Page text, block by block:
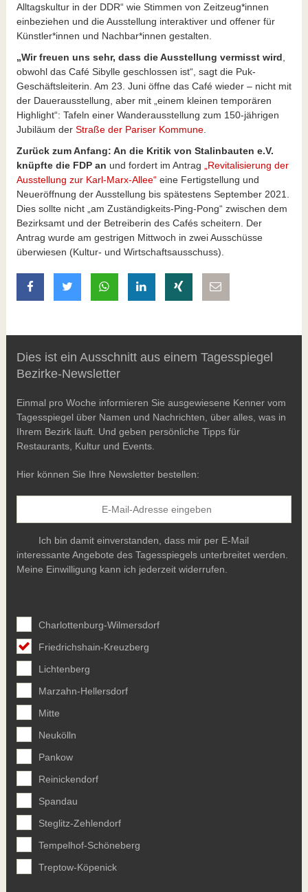
Alltagskultur in der DDR“ wie Stimmen von Zeitzeug*innen
einbeziehen und die Ausstellung interaktiver und offener für
Künstler*innen und Nachbar*innen gestalten.
„Wir freuen uns sehr, dass die Ausstellung vermisst wird
obwohl das Café Sibylle geschlossen ist“, sagt die Puk-
Geschäftsleiterin. Am 23. Juni öffne das Café wieder – nicht mit
der Dauerausstellung, aber mit „einem kleinen temporären
Highlight“: Tafeln einer Wanderausstellung zum 150-jährigen
Jubiläum der Straße der Pariser Kommune.
Zurück zum Anfang: An die Kritik von Stalinbauten e.V.
knüpfte die FDP an und fordert im Antrag
„Revitalisierung der
Ausstellung zur Karl-Marx-Allee“eine Fertigstellung und
Neueröffnung der Ausstellung bis spätestens September 2021.
Dies sollte nicht „am Zuständigkeits-Ping-Pong“ zwischen dem
Bezirksamt und der Betreiberin des Cafés scheitern. Der
Antrag wurde am gestrigen Mittwoch in zwei Ausschüsse
überwiesen (Kultur- und Wirtschaftsausschuss).
auf Facebook teilen
auf Twitter teilenmit Whatsapp teilen
auf LinkedIn teilen
auf Xing teilen
Dies ist ein Ausschnitt aus einem Tagesspiegel
Bezirke-Newsletter
Einmal pro Woche informieren Sie ausgewiesene Kenner vom
Tagesspiegel über Namen und Nachrichten, über alles, was in
Ihrem Bezirk läuft. Und geben persönliche Tipps für
Restaurants, Kultur und Events.
Hier können Sie Ihre Newsletter bestellen:
Ich bin damit einverstanden, dass mir per E-Mail
interessante Angebote des Tagesspiegels unterbreitet werden.
Meine Einwilligung kann ich jederzeit widerrufen.
Charlottenburg-Wilmersdorf
Friedrichshain-Kreuzberg
Lichtenberg
Marzahn-Hellersdorf
Mitte
Neukölln
Pankow
Reinickendorf
Spandau
Steglitz-Zehlendorf
Tempelhof-Schöneberg
Treptow-Köpenick